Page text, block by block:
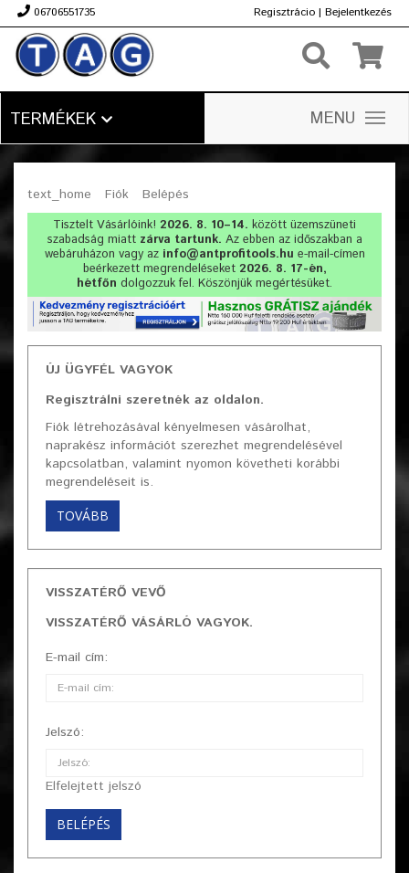
06706551735 Regisztrácio | Bejelentkezés
TERMÉKEK MENU
text_home Fiók Belépés
Tisztelt Vásárlóink! 2026. 8. 10–14. között üzemszüneti
szabadság miatt zárva tartunk. Az ebben az időszakban a
webáruházon vagy az info@antprofitools.hu e-mail-címen
beérkezett megrendeléseket 2026. 8. 17-én,
hétfőn dolgozzuk fel. Köszönjük megértésüket.
ÚJ ÜGYFÉL VAGYOK
Regisztrálni szeretnék az oldalon.
Fiók létrehozásával kényelmesen vásárolhat,
naprakész információt szerezhet megrendelésével
kapcsolatban, valamint nyomon követheti korábbi
megrendeléseit is.
TOVÁBB
VISSZATÉRŐ VEVŐ
VISSZATÉRŐ VÁSÁRLÓ VAGYOK.
E-mail cím:
Jelszó:
Elfelejtett jelszó